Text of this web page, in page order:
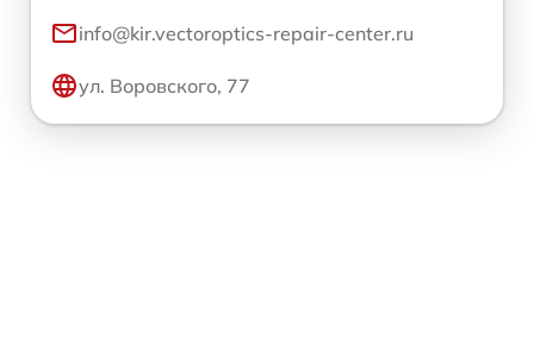
info@kir.vectoroptics-repair-center.ru
ул. Воровского, 77